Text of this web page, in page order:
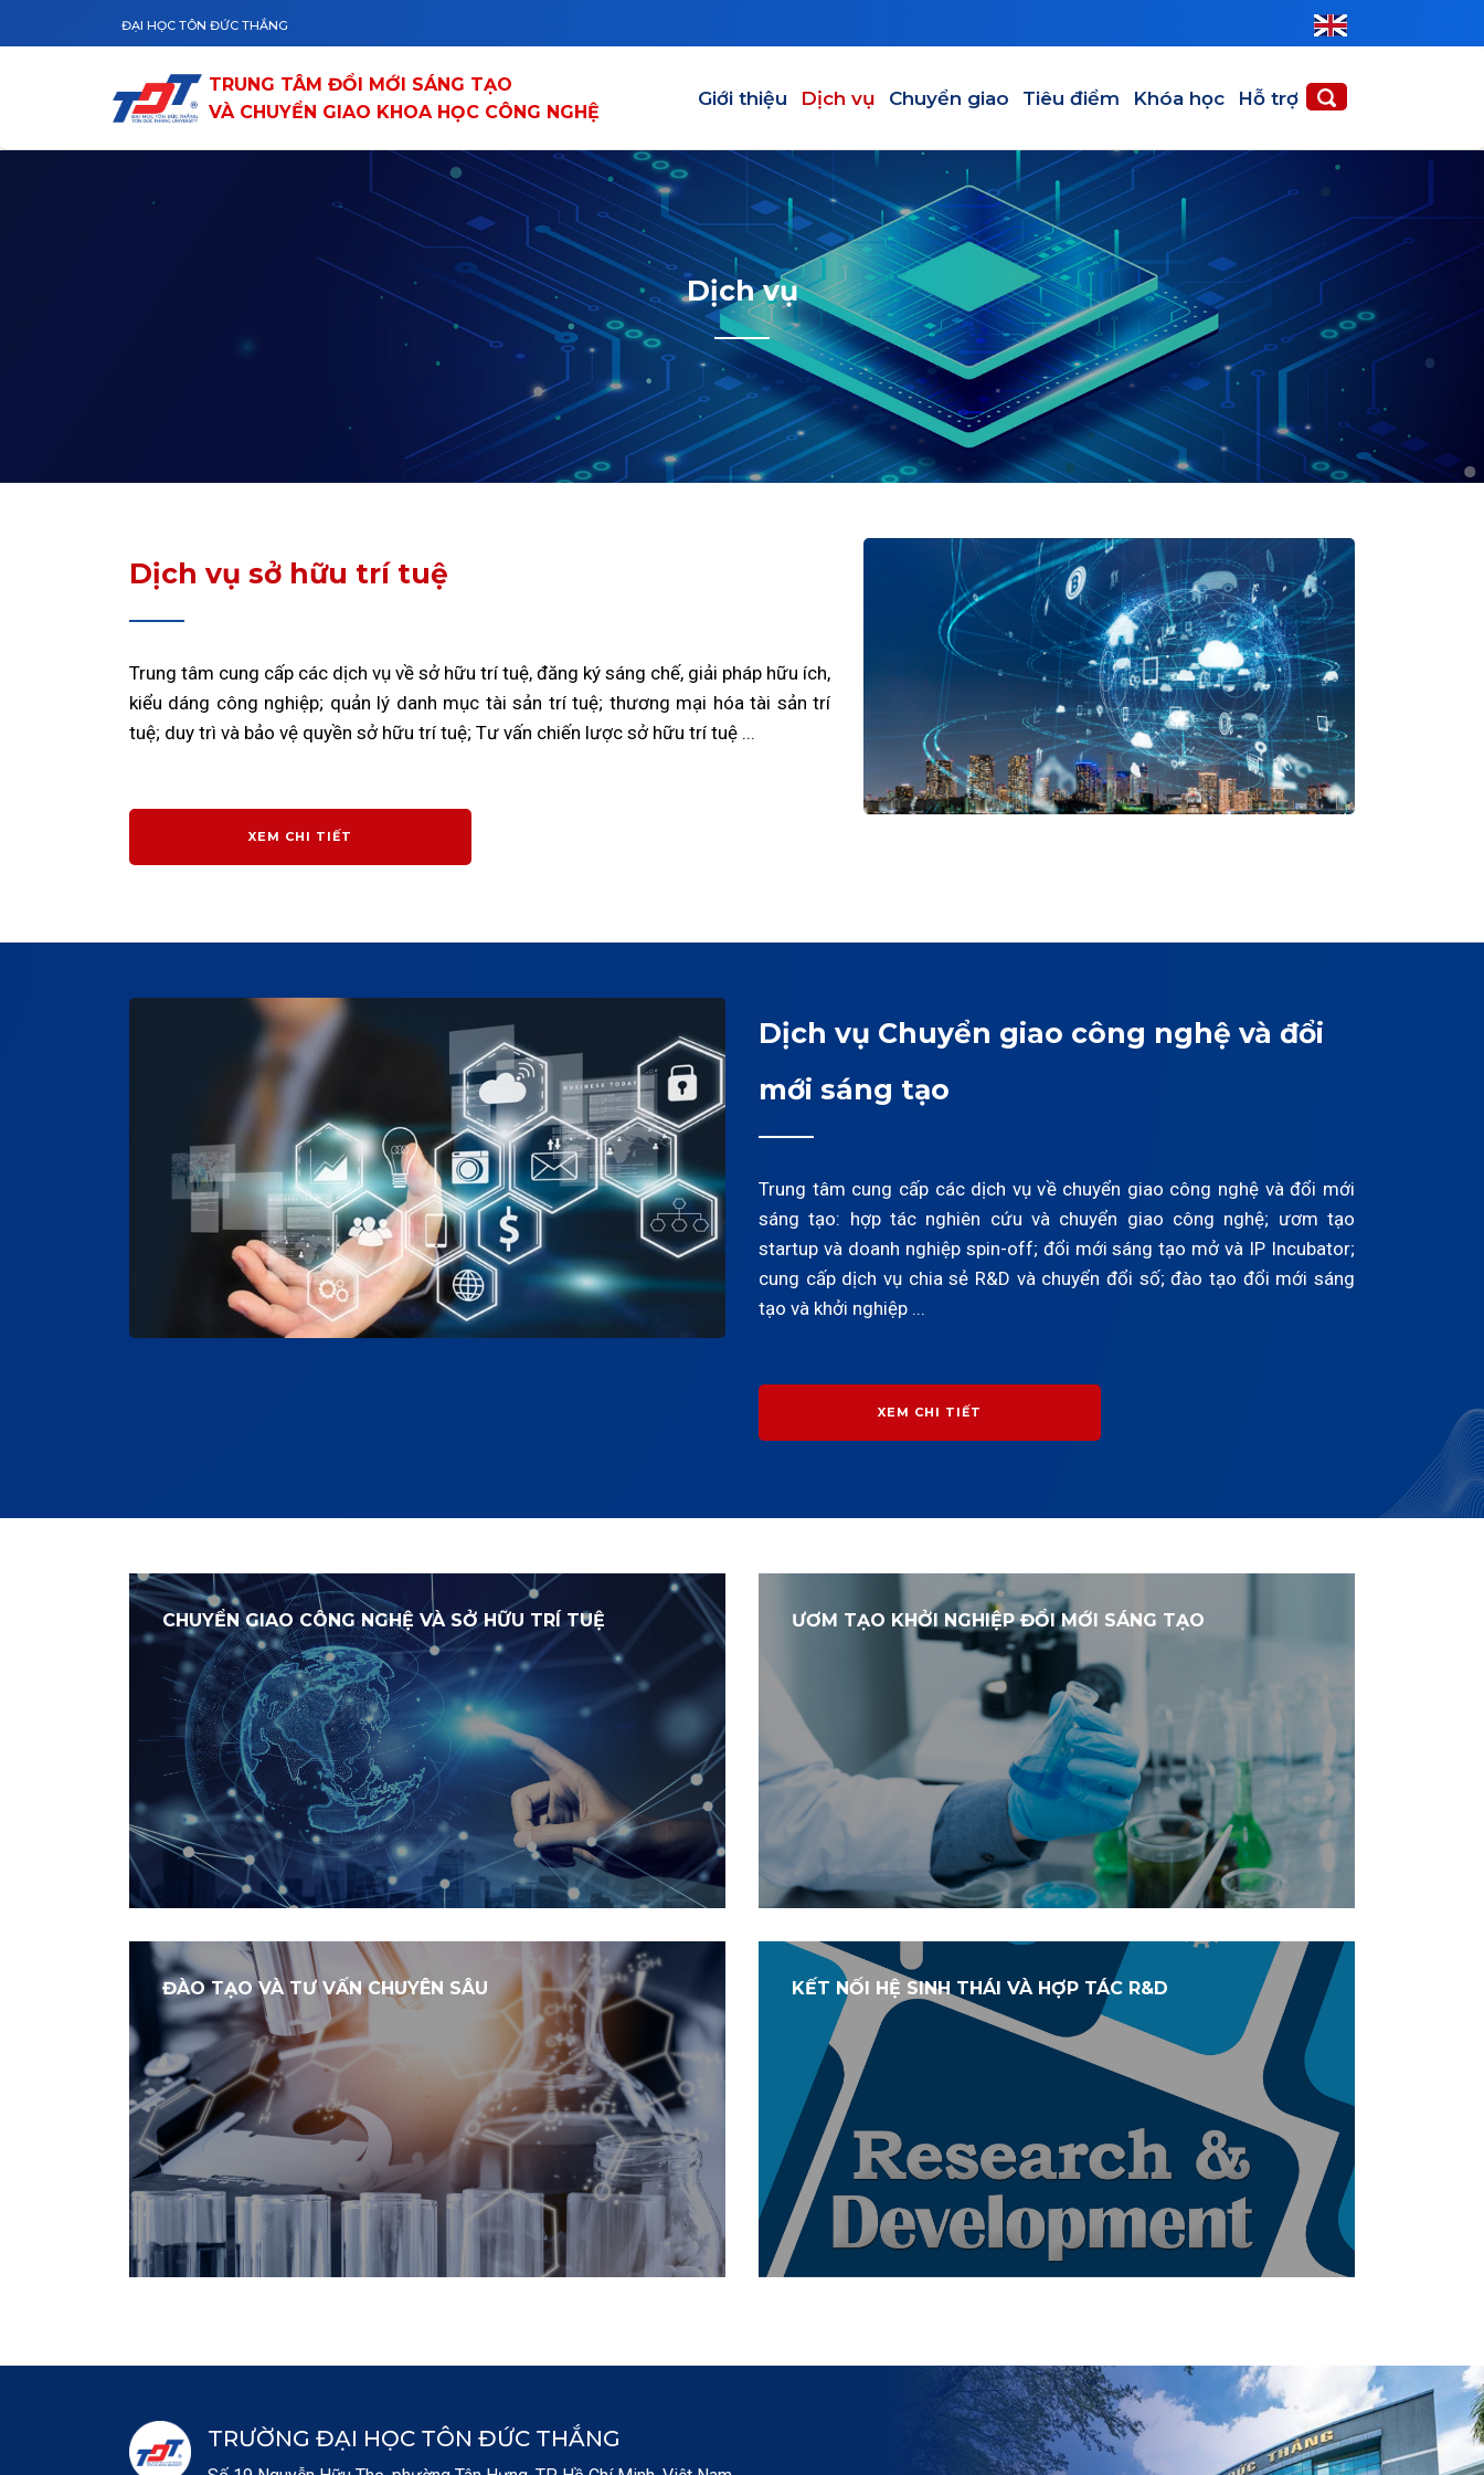
ĐẠI HỌC TÔN ĐỨC THẮNG
TRUNG TÂM ĐỔI MỚI SÁNG TẠO
VÀ CHUYỂN GIAO KHOA HỌC CÔNG NGHỆ
Giới thiệu Dịch vụ Chuyển giao Tiêu điểm Khóa học Hỗ trợ
Dịch vụ
Dịch vụ sở hữu trí tuệ
Trung tâm cung cấp các dịch vụ về sở hữu trí tuệ, đăng ký sáng chế, giải pháp hữu ích,
kiểu dáng công nghiệp; quản lý danh mục tài sản trí tuệ; thương mại hóa tài sản trí
tuệ; duy trì và bảo vệ quyền sở hữu trí tuệ; Tư vấn chiến lược sở hữu trí tuệ ...
XEM CHI TIẾT
Dịch vụ Chuyển giao công nghệ và đổi
mới sáng tạo
Trung tâm cung cấp các dịch vụ về chuyển giao công nghệ và đổi mới
sáng tạo: hợp tác nghiên cứu và chuyển giao công nghệ; ươm tạo
startup và doanh nghiệp spin-off; đổi mới sáng tạo mở và IP Incubator;
cung cấp dịch vụ chia sẻ R&D và chuyển đổi số; đào tạo đổi mới sáng
tạo và khởi nghiệp ...
XEM CHI TIẾT
CHUYỂN GIAO CÔNG NGHỆ VÀ SỞ HỮU TRÍ TUỆ ƯƠM TẠO KHỞI NGHIỆP ĐỔI MỚI SÁNG TẠO
ĐÀO TẠO VÀ TƯ VẤN CHUYÊN SÂU KẾT NỐI HỆ SINH THÁI VÀ HỢP TÁC R&D
TRƯỜNG ĐẠI HỌC TÔN ĐỨC THẮNG